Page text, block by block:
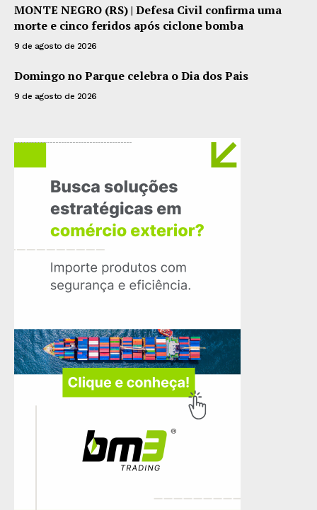
MONTE NEGRO (RS) | Defesa Civil confirma uma
morte e cinco feridos após ciclone bomba
9 de agosto de 2026
Domingo no Parque celebra o Dia dos Pais
9 de agosto de 2026